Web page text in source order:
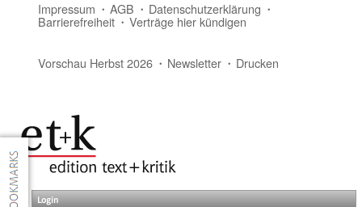
Impressum AGB Datenschutzerklärung
Barrierefreiheit Verträge hier kündigen
Vorschau Herbst 2026 Newsletter Drucken
Login